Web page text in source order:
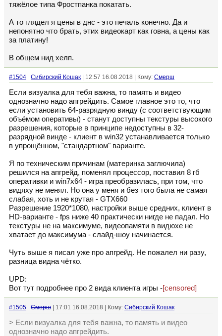
тяжёлое типа Фростпанка покатать.
А то глядел я цены в днс - это печаль конечно. Да и
непонятно что брать, этих видеокарт как говна, а цены как
за платину!
В общем нид хелп.
#1504 Сибирский Кошак | 12:57 16.08.2018 | Кому: Смерш
Если визуалка для тебя важна, то память и видео
однозначно надо апгрейдить. Самое главное это то, что
если установить 64-разрядную винду (с соответствующим
объёмом оперативы) - станут доступны текстуры высокого
разрешения, которые в принципе недоступны в 32-
разрядной винде - клиент в win32 устанавливается только
в упрощённом, "стандартном" варианте.
Я по техническим причинам (материнка заглючила)
решился на апгрейд, поменял процессор, поставил 8 гб
оперативки и win7x64 - игра преобразилась, при том, что
видяху не менял. Но она у меня и без того была не самая
слабая, хоть и не крутая - GTX660
Разрешение 1920*1080, настройки выше средних, клиент в
HD-варианте - fps ниже 40 практически нигде не падал. Но
текстуры не на максимуме, видеопамяти в видюхе не
хватает до максимума - слайд-шоу начинается.
Чуть выше я писал уже про апгрейд. Не пожалел ни разу,
разница видна чётко.
UPD:
Вот тут подробнее про 2 вида клиента игры -[censored]
#1505 Смерш | 17:01 16.08.2018 | Кому: Сибирский Кошак
> Если визуалка для тебя важна, то память и видео
однозначно надо апгрейдить.